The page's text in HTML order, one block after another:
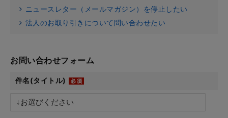
ニュースレター（メールマガジン）を停止したい
法人のお取り引きについて問い合わせたい
お問い合わせフォーム
件名(タイトル)